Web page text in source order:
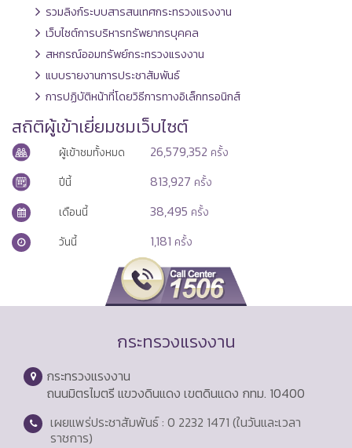
รวมลิงก์ระบบสารสนเทศกระทรวงแรงงาน
เว็บไซต์การบริหารทรัพยากรบุคคล
สหกรณ์ออมทรัพย์กระทรวงแรงงาน
แบบรายงานการประชาสัมพันธ์
การปฏิบัติหน้าที่โดยวิธีการทางอิเล็กทรอนิกส์
สถิติผู้เข้าเยี่ยมชมเว็บไซต์
ผู้เข้าชมทั้งหมด 26,579,352 ครั้ง
ปีนี้
813,927 ครั้ง
เดือนนี้
38,495 ครั้ง
วันนี้
1,181 ครั้ง
กระทรวงแรงงาน
กระทรวงแรงงาน
ถนนมิตรไมตรี แขวงดินแดง เขตดินแดง กทม. 10400
เผยแพร่ประชาสัมพันธ์ : 0 2232 1471 (ในวันและเวลา
ราชการ)